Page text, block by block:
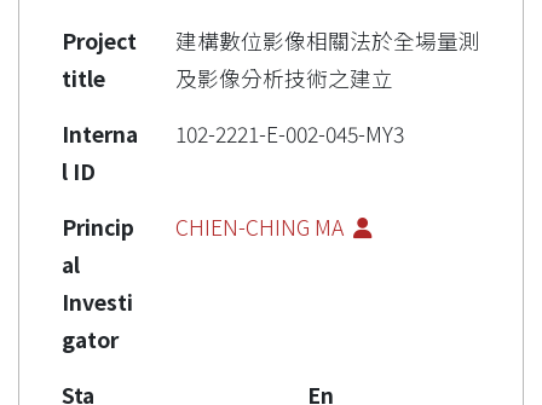
Project
title
建構數位影像相關法於全場量測
及影像分析技術之建立
Interna
l ID
102-2221-E-002-045-MY3
Princip
al
Investi
gator
CHIEN-CHING MA
Sta
En